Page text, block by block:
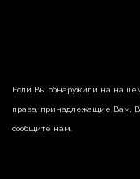
Если Вы обнаружили на
права, принадлежащие Вам,
сообщите нам.